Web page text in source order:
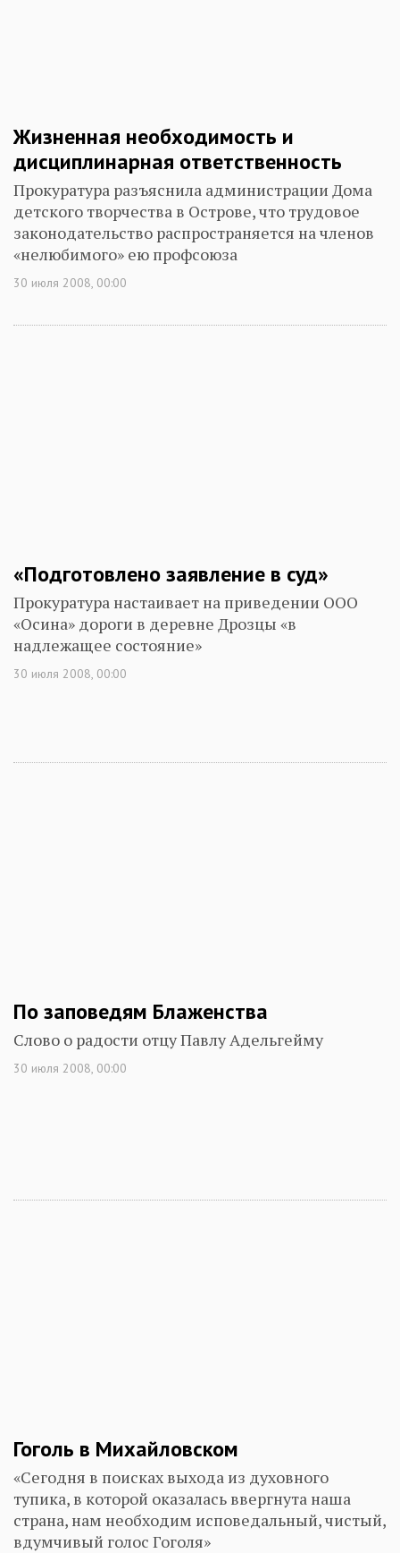
Жизненная необходимость и
дисциплинарная ответственность
Прокуратура разъяснила администрации Дома
детского творчества в Острове, что трудовое
законодательство распространяется на членов
«нелюбимого» ею профсоюза
30 июля 2008, 00:00
«Подготовлено заявление в суд»
Прокуратура настаивает на приведении ООО
«Осина» дороги в деревне Дрозцы «в
надлежащее состояние»
30 июля 2008, 00:00
По заповедям Блаженства
Слово о радости отцу Павлу Адельгейму
30 июля 2008, 00:00
Гоголь в Михайловском
«Сегодня в поисках выхода из духовного
тупика, в которой оказалась ввергнута наша
страна, нам необходим исповедальный, чистый,
вдумчивый голос Гоголя»